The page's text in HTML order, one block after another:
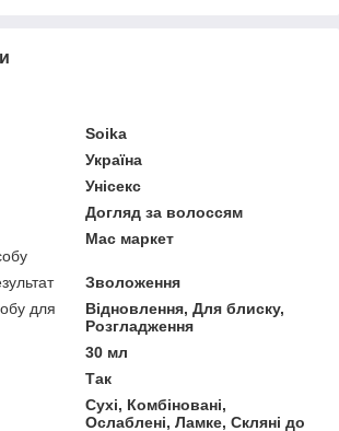
Soika
Україна
Унісекс
Догляд за волоссям
Мас маркет
Зволоження
для
Відновлення, Для блиску,
Розгладження
30 мл
Так
Сухі, Комбіновані,
Ослаблені, Ламке, Скляні до